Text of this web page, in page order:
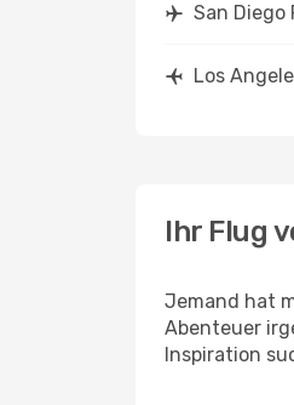
San
Los
Ihr Flug
Jemand hat
Abenteuer
Inspiration